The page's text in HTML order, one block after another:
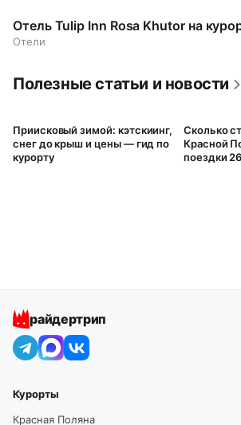
Отель Tulip Inn Rosa Khutor на
Отели
Полезные статьи и новости
Приисковый зимой: кэтскиинг,
снег до крыш и цены — гид по
курорту
Сколько
Красной
поездки
райдертрип
Курорты
Красная Поляна